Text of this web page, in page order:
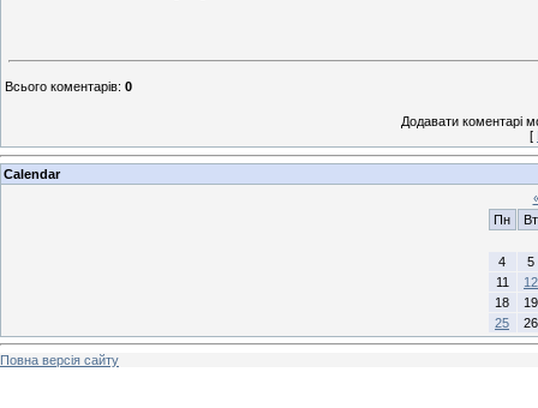
Всього коментарів: 0
Додавати коментарі
[
Calendar
Пн
Вт
4
5
11
12
18
19
25
26
Повна версія сайту